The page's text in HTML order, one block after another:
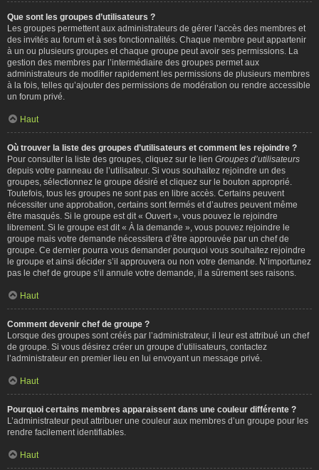
Que sont les groupes d’utilisateurs ?
Les groupes permettent aux administrateurs de gérer l’accès des membres et
des invités au forum et à ses fonctionnalités. Chaque membre peut appartenir
à un ou plusieurs groupes et chaque groupe peut avoir ses permissions. La
gestion des membres par l’intermédiaire des groupes permet aux
administrateurs de modifier rapidement les permissions de plusieurs membres
à la fois, telles qu’ajouter des permissions de modération ou rendre accessible
un forum privé.
Haut
Où trouver la liste des groupes d’utilisateurs et comment les rejoindre ?
Pour consulter la liste des groupes, cliquez sur le lien Groupes d’utilisateurs
depuis votre panneau de l’utilisateur. Si vous souhaitez rejoindre un des
groupes, sélectionnez le groupe désiré et cliquez sur le bouton approprié.
Toutefois, tous les groupes ne sont pas en libre accès. Certains peuvent
nécessiter une approbation, certains sont fermés et d’autres peuvent même
être masqués. Si le groupe est dit « Ouvert », vous pouvez le rejoindre
librement. Si le groupe est dit « À la demande », vous pouvez rejoindre le
groupe mais votre demande nécessitera d’être approuvée par un chef de
groupe. Ce dernier pourra vous demander pourquoi vous souhaitez rejoindre
le groupe et ainsi décider s’il approuvera ou non votre demande. N’importunez
pas le chef de groupe s’il annule votre demande, il a sûrement ses raisons.
Haut
Comment devenir chef de groupe ?
Lorsque des groupes sont créés par l’administrateur, il leur est attribué un chef
de groupe. Si vous désirez créer un groupe d’utilisateurs, contactez
l’administrateur en premier lieu en lui envoyant un message privé.
Haut
Pourquoi certains membres apparaissent dans une couleur différente ?
L’administrateur peut attribuer une couleur aux membres d’un groupe pour les
rendre facilement identifiables.
Haut